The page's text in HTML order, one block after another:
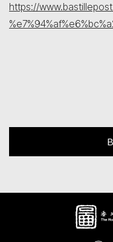
https://